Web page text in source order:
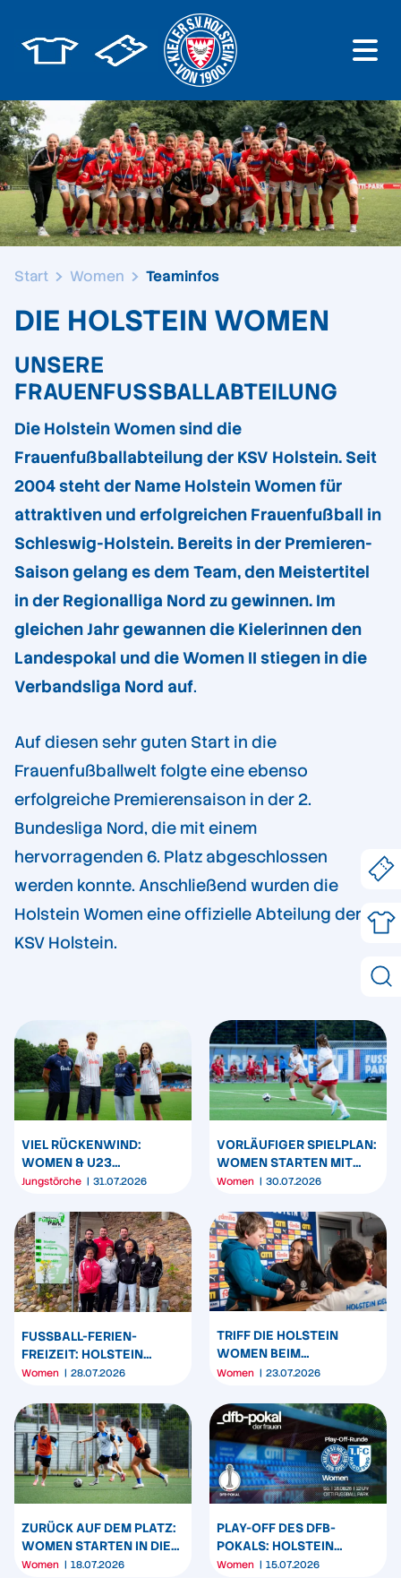
Start Women Teaminfos
DIE HOLSTEIN WOMEN
UNSERE
FRAUENFUSSBALLABTEILUNG
Die Holstein Women sind die
Frauenfußballabteilung der KSV Holstein. Seit
2004 steht der Name Holstein Women für
attraktiven und erfolgreichen Frauenfußball in
Schleswig-Holstein. Bereits in der Premieren-
Saison gelang es dem Team, den Meistertitel
in der Regionalliga Nord zu gewinnen. Im
gleichen Jahr gewannen die Kielerinnen den
Landespokal und die Women II stiegen in die
Verbandsliga Nord auf.
Auf diesen sehr guten Start in die
Frauenfußballwelt folgte eine ebenso
erfolgreiche Premierensaison in der 2.
Bundesliga Nord, die mit einem
hervorragenden 6. Platz abgeschlossen
werden konnte. Anschließend wurden die
Holstein Women eine offizielle Abteilung der
KSV Holstein.
VIEL RÜCKENWIND:
WOMEN & U23
PRÄSENTIEREN
Jungstörche 31.07.2026
VORLÄUFIGER SPIELPLAN:
WOMEN STARTEN MIT
ZWEI HEIMSPIELEN
Women 30.07.2026
FUSSBALL-FERIEN-F
REIZEIT: HOLSTEIN W
OMEN ZU GAST IN M
Women 28.07.2026
TRIFF DIE HOLSTEIN
WOMEN BEIM
FUSSBALLCAMP FÜR M
Women 23.07.2026
ZURÜCK AUF DEM PLATZ:
WOMEN STARTEN IN DIE
SOMMERVORBEREITUNG
Women 18.07.2026
PLAY-OFF DES DFB-
POKALS: HOLSTEIN
WOMEN SPIELEN IM CITTI
Women 15.07.2026